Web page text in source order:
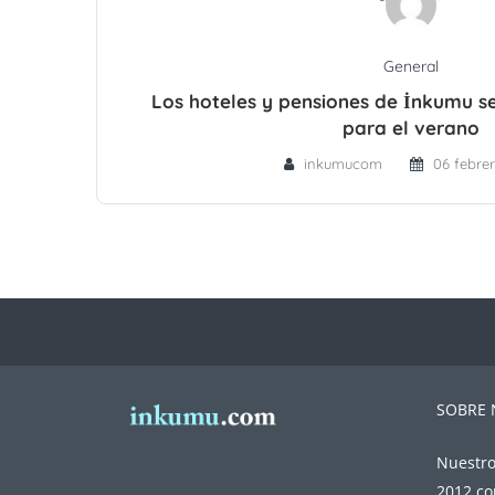
General
Los hoteles y pensiones de İnkumu
para el verano
inkumucom 06
SOBRE